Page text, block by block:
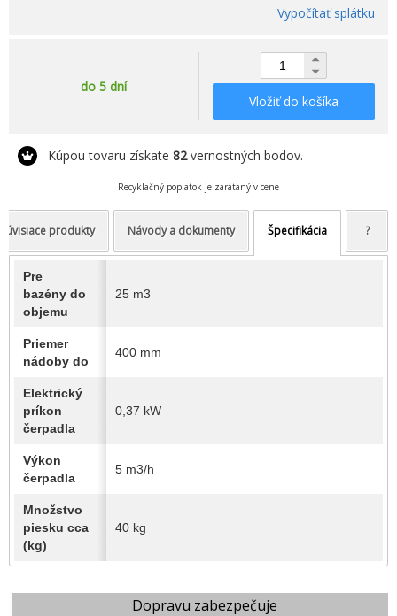
Dopravu zabezpečuje
Vypočítať splátku
do 5 dní
Vložiť do košíka
Kúpou tovaru získate 82vernostných bodov.
Recyklačný poplatok je zarátaný v cene
Súvisiace produkty Návody a dokumenty Špecifikácia ?
Pre
bazény do
objemu
25 m3
Priemer
nádoby do
400 mm
Elektrický
príkon
čerpadla
0,37 kW
Výkon
čerpadla
5 m3/h
Množstvo
piesku cca
(kg)
40 kg